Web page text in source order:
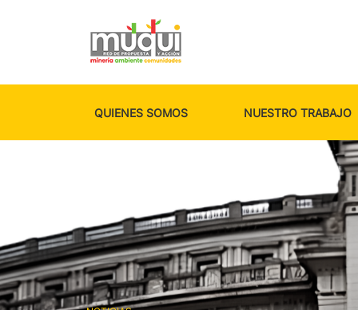
QUIENES SOMOS NUESTRO TRABAJO